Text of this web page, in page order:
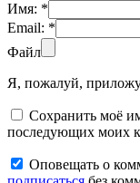
Имя: *
Email: *
Файл
Я, пожалуй,
Сохранить моё
последующих моих
Оповещать о